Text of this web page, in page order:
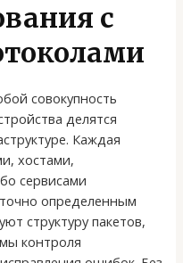
с
совокупность
делятся
Каждая
хостами,
сервисами
определенным
структуру пакетов,
контроля